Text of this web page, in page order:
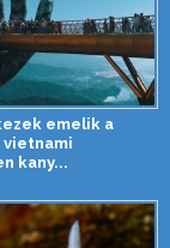
emelik a
vietnami
kany...